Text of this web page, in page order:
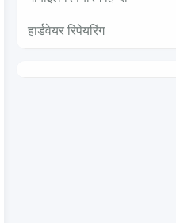
हार्डवेयर रिपेयरिंग